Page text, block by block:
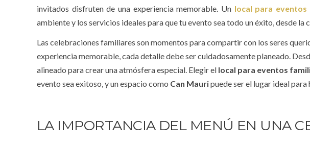
invitados disfruten de una experiencia memorable. Un local para eventos
ambiente y los servicios ideales para que tu evento sea todo un éxito, desde la
Las celebraciones familiares son momentos para compartir con los seres
experiencia memorable, cada detalle debe ser cuidadosamente planeado.
alineado para crear una atmósfera especial. Elegir el local para eventos
evento sea exitoso, y un espacio como Can Mauripuede ser el lugar ideal
LA IMPORTANCIA DEL MENÚ EN UNA